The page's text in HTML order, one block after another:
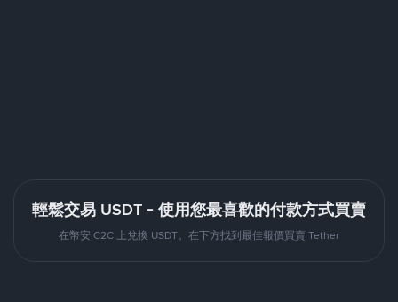
輕鬆交易 USDT - 使用您最喜歡的付款方式買賣
在幣安 C2C 上兌換 USDT。在下方找到最佳報價買賣 Tether